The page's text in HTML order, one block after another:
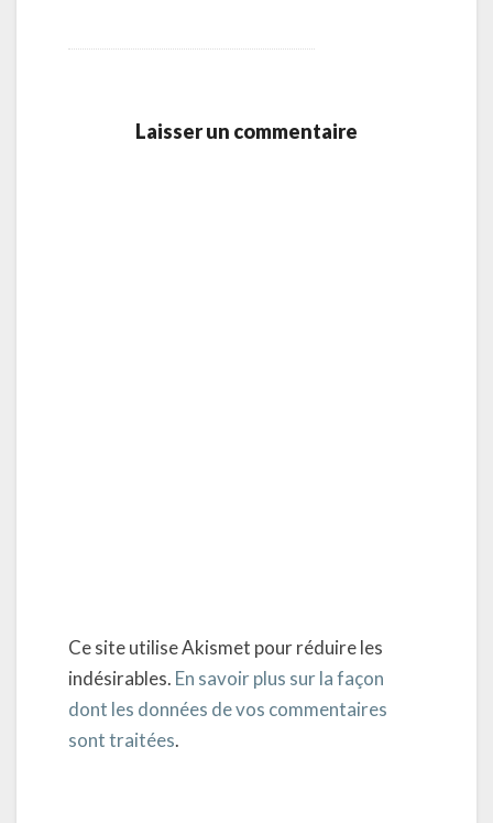
Laisser un commentaire
Ce site utilise Akismet pour réduire les
indésirables. En savoir plus sur la façon
dont les données de vos commentaires
sont traitées.